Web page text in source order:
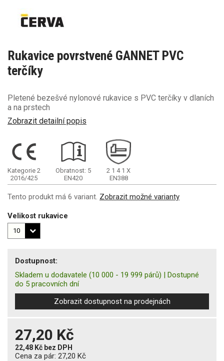
Rukavice povrstvené GANNET PVC
terčíky
Pletené bezešvé nylonové rukavice s PVC terčíky v dlaních
a na prstech
Zobrazit detailní popis
Kategorie 2
2016/425
Obratnost: 5
EN420
2 1 4 1 X
EN388
Tento produkt má 6 variant. Zobrazit možné varianty
Velikost rukavice
Dostupnost:
Skladem u dodavatele (10 000 - 19 999 párů) | Dostupné
do 5 pracovních dní
Zobrazit dostupnost na prodejnách
27,20 Kč
22,48 Kč bez DPH
Cena za pár: 27,20 Kč